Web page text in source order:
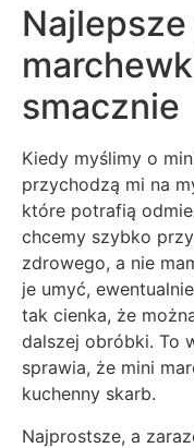
smacznie
Kiedy myślimy o
przychodzą mi na
które potrafią
chcemy szybko
zdrowego, a nie
je umyć,
tak cienka, że
dalszej obróbki. To
sprawia, że mini
kuchenny skarb.
Najprostsze, a